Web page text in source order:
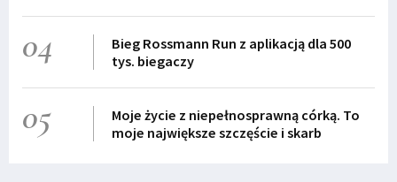
04
Bieg Rossmann Run z aplikacją dla 500
tys. biegaczy
05
Moje życie z niepełnosprawną córką. To
moje największe szczęście i skarb